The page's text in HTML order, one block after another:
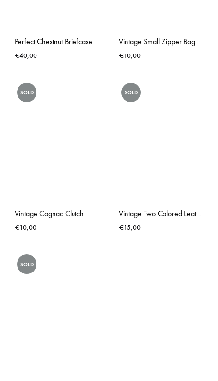
Perfect Chestnut Briefcase
€40,00
Vintage Small Zipper Bag
€10,00
SOLD
Vintage Cognac Clutch
€10,00
SOLD
Vintage Two Colored Leather Though Bag
€15,00
SOLD